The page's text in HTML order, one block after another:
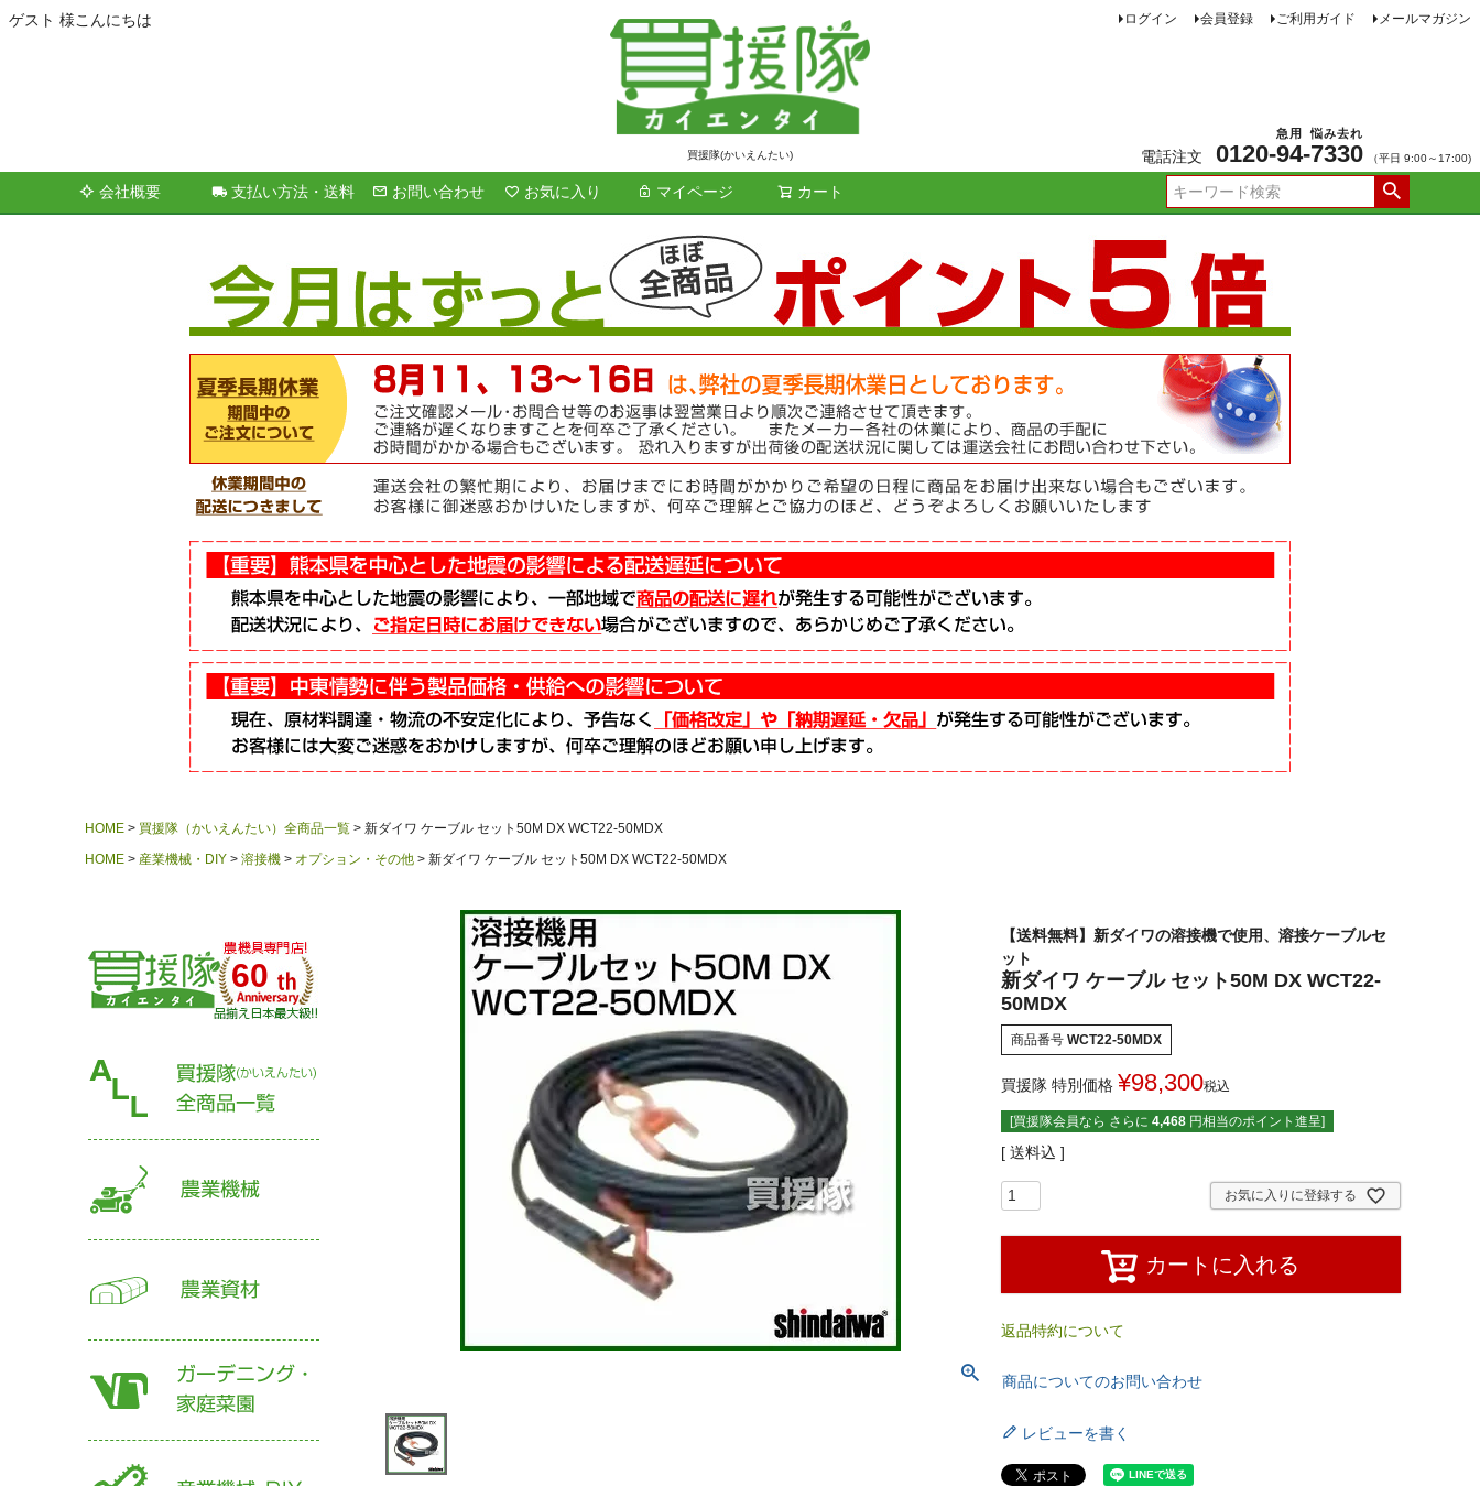
ゲスト 様こんにちは
買援隊(かいえんたい)
ログイン 会員登録 ご利用ガイド メールマガジン
電話注文 0120-94
急用
-7330
悩み去れ
（平日 9:00～17:00)
会社概要 支払い方法・送料 お問い合わせ お気に入り マイページ カート
検索
HOME 買援隊（かいえんたい）全商品一覧
新ダイワ ケーブル セット50M DX WCT22-50MDX
HOME
産業機械・DIY 溶接機 オプション・その他 新ダイワ ケーブル セット50M DX WCT22-50MDX
60
【送料無料】新ダイワの溶接機で使用、溶接ケーブルセ
ット
新ダイワ ケーブル セット50M DX WCT22-
50MDX
商品番号 WCT22-50MDX
買援隊 特別価格 ¥98,300税込
[買援隊会員なら さらに 4,468 円相当のポイント進呈]
送料込
お気に入りに登録する
カートに入れる
返品特約について
商品についてのお問い合わせ
レビューを書く